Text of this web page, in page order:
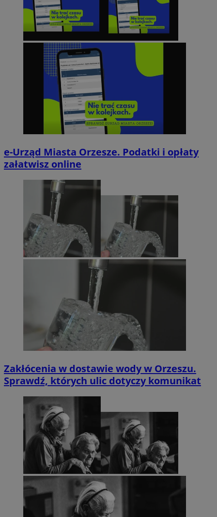
e-Urząd Miasta Orzesze. Podatki i opłaty
załatwisz online
Zakłócenia w dostawie wody w Orzeszu.
Sprawdź, których ulic dotyczy komunikat